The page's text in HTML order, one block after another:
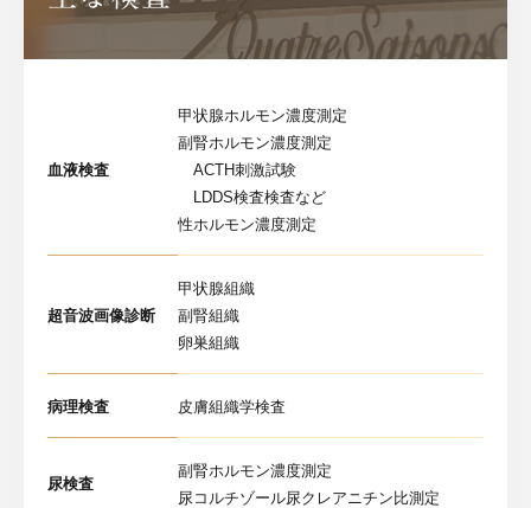
血液検査
甲状腺ホルモン濃度測定
副腎ホルモン濃度測定
ACTH刺激試験
LDDS検査検査など
性ホルモン濃度測定
超音波画像診断
甲状腺組織
副腎組織
卵巣組織
病理検査 皮膚組織学検査
尿検査
副腎ホルモン濃度測定
尿コルチゾール尿クレアニチン比測定